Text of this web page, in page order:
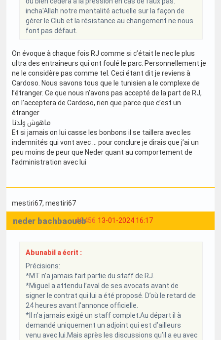
incha'Allah notre mentalité actuelle sur la façon de
gérer le Club et la résistance au changement ne nous
font pas défaut.
On évoque à chaque fois RJ comme si c’était le nec le plus
ultra des entraîneurs qui ont foulé le parc. Personnellement je
ne le considère pas comme tel. Ceci étant dit je reviens à
Cardoso. Nous savons tous que le tunisien a le complexe de
l’étranger. Ce que nous n’avons pas accepté de la part de RJ,
on l’acceptera de Cardoso, rien que parce que c’est un
étranger
ماهوش ولدنا
Et si jamais on lui casse les bonbons il se taillera avec les
indemnités qui vont avec … pour conclure je dirais que j’ai un
peu moins de peur que Neder quant au comportement de
l’administration avec lui
mestiri67, mestiri67
#8456 13-01-2024 16:17
neder bachbaoueb
Abunabil a écrit :
Précisions:
*MT n’a jamais fait partie du staff de RJ.
*Miguel a attendu l’aval de ses avocats avant de
signer le contrat qui lui a été proposé. D’où le retard de
24 heures avant l’annonce officielle.
*Il n’a jamais exigé un staff complet.Au départ il à
demandé uniquement un adjoint qui est d’ailleurs
venu avec lui.Mais après les discussions qu’il a eu avec